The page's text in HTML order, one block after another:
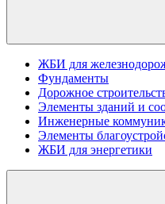
ЖБИ для
Фундаменты
Дорожное
Элементы зданий и
Инженерные
Элементы
ЖБИ для энергетики